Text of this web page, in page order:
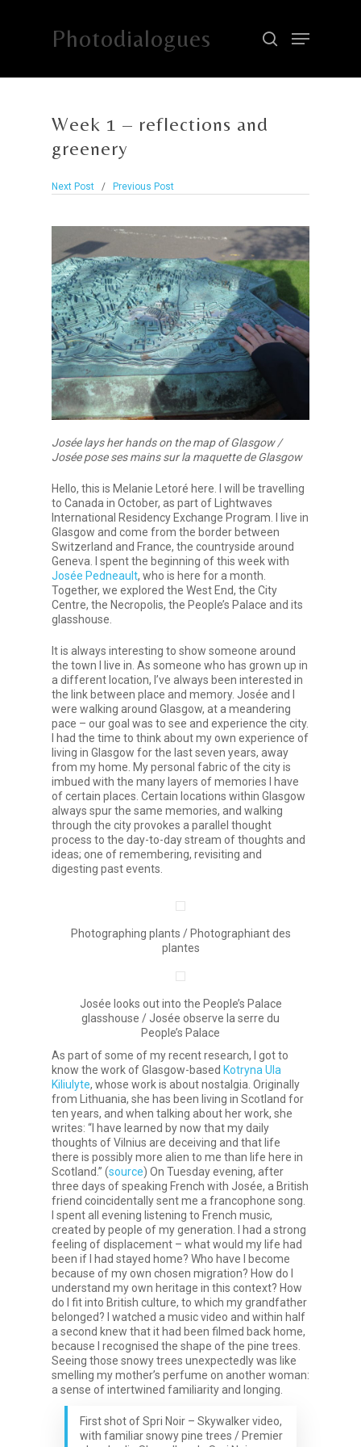
Photodialogues
Week 1 – reflections and
greenery
Next Post / Previous Post
Josée lays her hands on the map of Glasgow /
Josée pose ses mains sur la maquette de Glasgow
Hello, this is Melanie Letoré here. I will be travelling
to Canada in October, as part of Lightwaves
International Residency Exchange Program. I live in
Glasgow and come from the border between
Switzerland and France, the countryside around
Geneva. I spent the beginning of this week with
Josée Pedneault, who is here for a month.
Together, we explored the West End, the City
Centre, the Necropolis, the People’s Palace and its
glasshouse.
It is always interesting to show someone around
the town I live in. As someone who has grown up in
a different location, I’ve always been interested in
the link between place and memory. Josée and I
were walking around Glasgow, at a meandering
pace – our goal was to see and experience the city.
I had the time to think about my own experience of
living in Glasgow for the last seven years, away
from my home. My personal fabric of the city is
imbued with the many layers of memories I have
of certain places. Certain locations within Glasgow
always spur the same memories, and walking
through the city provokes a parallel thought
process to the day-to-day stream of thoughts and
ideas; one of remembering, revisiting and
digesting past events.
Photographing plants / Photographiant des
plantes
Josée looks out into the People’s Palace
glasshouse / Josée observe la serre du
People’s Palace
As part of some of my recent research, I got to
know the work of Glasgow-based Kotryna Ula
Kiliulyte, whose work is about nostalgia. Originally
from Lithuania, she has been living in Scotland for
ten years, and when talking about her work, she
writes: “I have learned by now that my daily
thoughts of Vilnius are deceiving and that life
there is possibly more alien to me than life here in
Scotland.” (source) On Tuesday evening, after
three days of speaking French with Josée, a British
friend coincidentally sent me a francophone song.
I spent all evening listening to French music,
created by people of my generation. I had a strong
feeling of displacement – what would my life had
been if I had stayed home? Who have I become
because of my own chosen migration? How do I
understand my own heritage in this context? How
do I fit into British culture, to which my grandfather
belonged? I watched a music video and within half
a second knew that it had been filmed back home,
because I recognised the shape of the pine trees.
Seeing those snowy trees unexpectedly was like
smelling my mother’s perfume on another woman:
a sense of intertwined familiarity and longing.
First shot of Spri Noir – Skywalker video,
with familiar snowy pine trees / Premier